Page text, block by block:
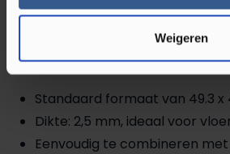
Weigeren
inmiddels door de bomen het bos
helpen bij het uitzoeken van de
Standaard formaat van 49.3
Dikte: 2,5 mm, ideaal voor
Eenvoudig te combineren